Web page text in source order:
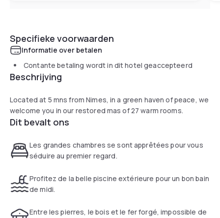
Specifieke voorwaarden
Informatie over betalen
Contante betaling wordt in dit hotel geaccepteerd
Beschrijving
Located at 5 mns from Nimes, in a green haven of peace, we
welcome you in our restored mas of 27 warm rooms.
Dit bevalt ons
Les grandes chambres se sont apprêtées pour vous
séduire au premier regard.
Profitez de la belle piscine extérieure pour un bon bain
de midi.
Entre les pierres, le bois et le fer forgé, impossible de